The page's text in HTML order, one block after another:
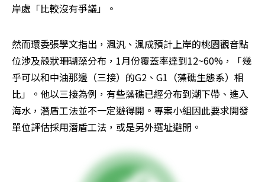
岸處「比較沒有爭議」。
然而環委張學文指出，渢汎、渢成預計上岸的桃園觀音點
位涉及殼狀珊瑚藻分布，1月份覆蓋率達到12~60%，「幾
乎可以和中油那邊（三接）的G2、G1（藻礁生態系）相
比」。他以三接為例，有些藻礁已經分布到潮下帶、進入
海水，潛盾工法並不一定避得開。專案小組因此要求開發
單位評估採用潛盾工法，或是另外選址避開。